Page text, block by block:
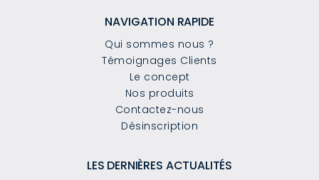
NAVIGATION RAPIDE
Qui sommes nous ?
Témoignages Clients
Le concept
Nos produits
Contactez-nous
Désinscription
LES DERNIÈRES ACTUALITÉS